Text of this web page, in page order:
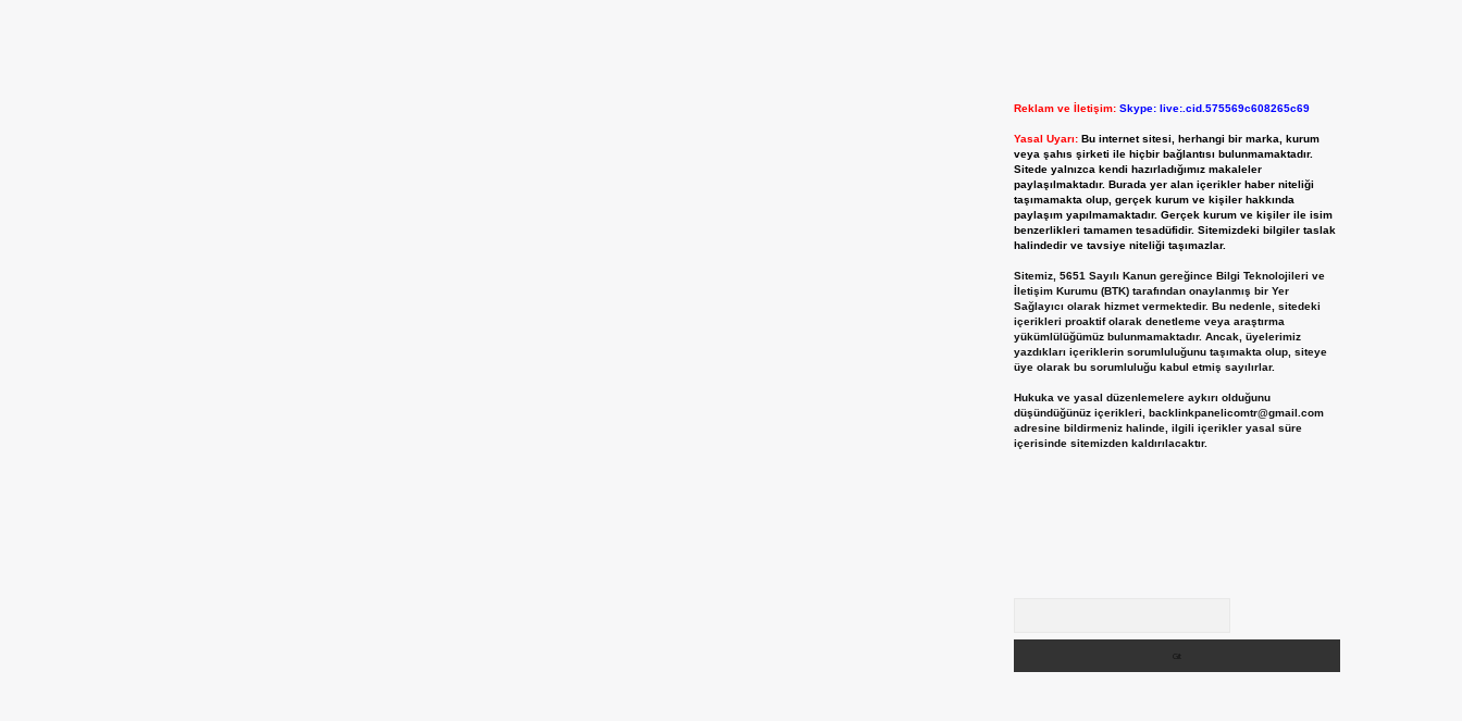
Reklam ve İletişim: Skype: live:.cid.575569c608265c69
Yasal Uyarı: Bu internet sitesi, herhangi bir marka, kurum
veya şahıs şirketi ile hiçbir bağlantısı bulunmamaktadır.
Sitede yalnızca kendi hazırladığımız makaleler
paylaşılmaktadır. Burada yer alan içerikler haber niteliği
taşımamakta olup, gerçek kurum ve kişiler hakkında
paylaşım yapılmamaktadır. Gerçek kurum ve kişiler ile isim
benzerlikleri tamamen tesadüfidir. Sitemizdeki bilgiler taslak
halindedir ve tavsiye niteliği taşımazlar.
Sitemiz, 5651 Sayılı Kanun gereğince Bilgi Teknolojileri ve
İletişim Kurumu (BTK) tarafından onaylanmış bir Yer
Sağlayıcı olarak hizmet vermektedir. Bu nedenle, sitedeki
içerikleri proaktif olarak denetleme veya araştırma
yükümlülüğümüz bulunmamaktadır. Ancak, üyelerimiz
yazdıkları içeriklerin sorumluluğunu taşımakta olup, siteye
üye olarak bu sorumluluğu kabul etmiş sayılırlar.
Hukuka ve yasal düzenlemelere aykırı olduğunu
düşündüğünüz içerikleri, backlinkpanelicomtr@gmail.com
adresine bildirmeniz halinde, ilgili içerikler yasal süre
içerisinde sitemizden kaldırılacaktır.